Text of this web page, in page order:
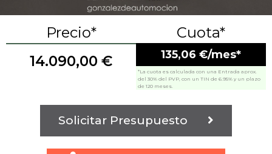
Precio*
14.090,00 €
Cuota*
135,06 €/mes*
*La cuota es calculada con una Entrada aprox.
del 30% del PVP, con un TIN de 6.95% y un plazo
de 120 meses.
Solicitar Presupuesto